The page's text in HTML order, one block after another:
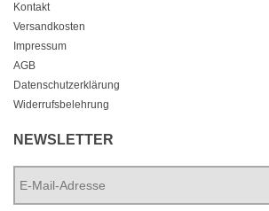
Kontakt
Versandkosten
Impressum
AGB
Datenschutzerklärung
Widerrufsbelehrung
NEWSLETTER
Mail-
Adresse *